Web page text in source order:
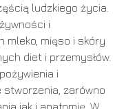
ludzkiego życia.
i
mleko, mięso i skóry
diet i przemysłów.
i
zarówno
jak i anatomię. W